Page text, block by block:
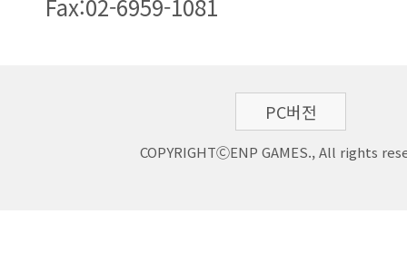
Fax:02-6959-1081
PC버전
COPYRIGHTⒸENP GAMES., All rights